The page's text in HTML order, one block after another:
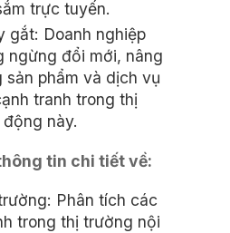
trực tuyến.
gắt: Doanh nghiệp
ngừng đổi mới, nâng
sản phẩm và dịch vụ
tranh trong thị
này.
tin chi tiết về:
Phân tích các
trong thị trường nội